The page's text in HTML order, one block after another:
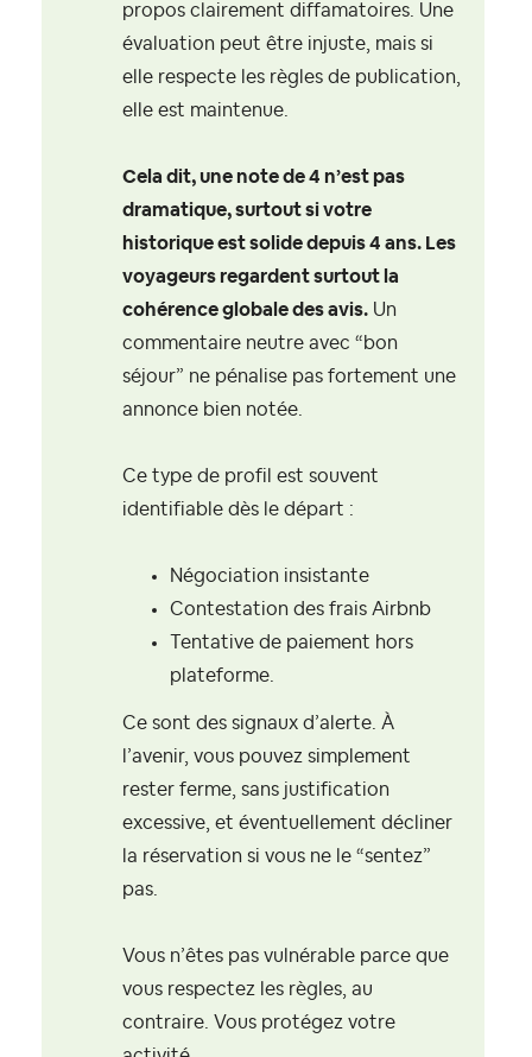
propos clairement diffamatoires. Une
évaluation peut être injuste, mais si
elle respecte les règles de publication,
elle est maintenue.
Cela dit, une note de 4 n’est pas
dramatique, surtout si votre
historique est solide depuis 4 ans. Les
voyageurs regardent surtout la
cohérence globale des avis. Un
commentaire neutre avec “bon
séjour” ne pénalise pas fortement une
annonce bien notée.
Ce type de profil est souvent
identifiable dès le départ :
Négociation insistante
Contestation des frais Airbnb
Tentative de paiement hors
plateforme.
Ce sont des signaux d’alerte. À
l’avenir, vous pouvez simplement
rester ferme, sans justification
excessive, et éventuellement décliner
la réservation si vous ne le “sentez”
pas.
Vous n’êtes pas vulnérable parce que
vous respectez les règles, au
contraire. Vous protégez votre